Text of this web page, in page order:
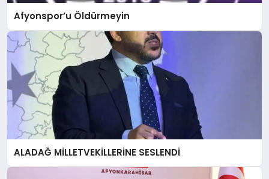
Afyonspor’u Öldürmeyin
ALADAĞ MİLLETVEKİLLERİNE SESLENDİ